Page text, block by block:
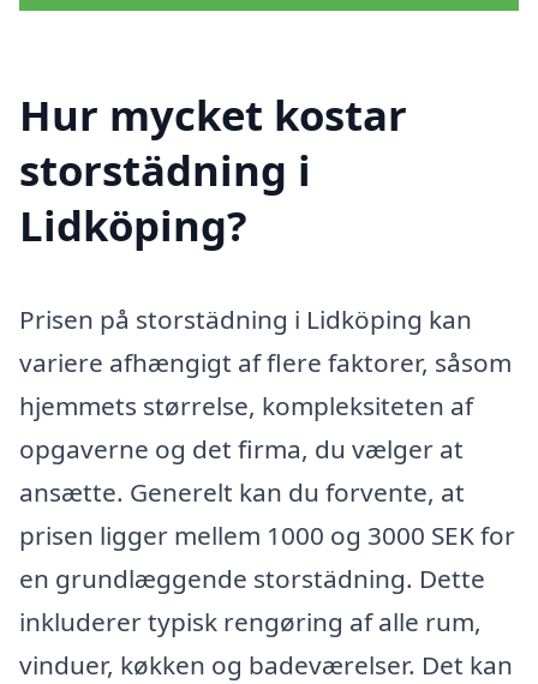
Hur mycket kostar
storstädning i
Lidköping?
Prisen på storstädning i Lidköping kan
variere afhængigt af flere faktorer, såsom
hjemmets størrelse, kompleksiteten af
opgaverne og det firma, du vælger at
ansætte. Generelt kan du forvente, at
prisen ligger mellem 1000 og 3000 SEK for
en grundlæggende storstädning. Dette
inkluderer typisk rengøring af alle rum,
vinduer, køkken og badeværelser. Det kan